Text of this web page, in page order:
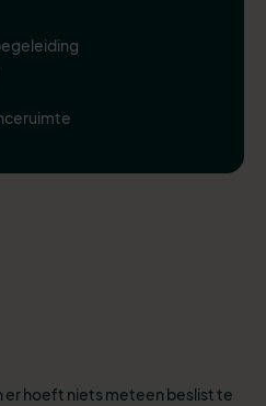
er hoeft niets meteen beslist te